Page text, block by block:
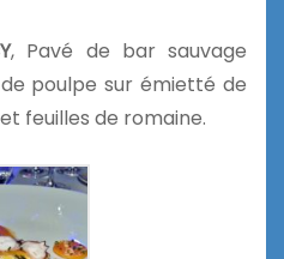
, Pavé de bar sauvage
poulpe sur émietté de
feuilles de romaine.